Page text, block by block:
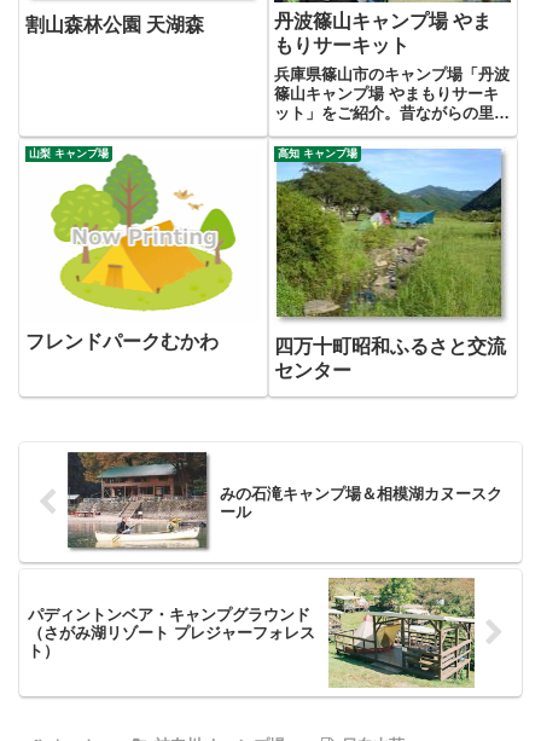
割山森林公園 天湖森
丹波篠山キャンプ場 やま
もりサーキット
兵庫県篠山市のキャンプ場「丹波
篠山キャンプ場 やまもりサーキ
ット」をご紹介。昔ながらの里山
風景が残る、丹波篠山ならではの
食や自然の体験できる地域密着型
のキャンプ場。
山梨 キャンプ場
フレンドパークむかわ
高知 キャンプ場
四万十町昭和ふるさと交流
センター
みの石滝キャンプ場＆相模湖カヌースク
ール
パディントンベア・キャンプグラウンド
（さがみ湖リゾート プレジャーフォレス
ト）